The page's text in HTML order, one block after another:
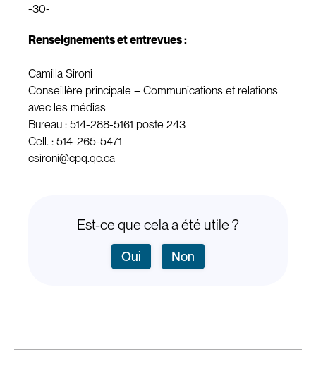
-30-
Renseignements et entrevues :
Camilla Sironi
Conseillère principale – Communications et relations
avec les médias
Bureau : 514-288-5161 poste 243
Cell. : 514-265-5471
csironi@cpq.qc.ca
Est-ce que cela a été utile ?
Oui Non